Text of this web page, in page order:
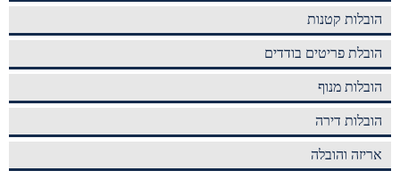
הובלות קטנות
הובלת פריטים בודדים
הובלות מנוף
הובלות דירה
אריזה והובלה